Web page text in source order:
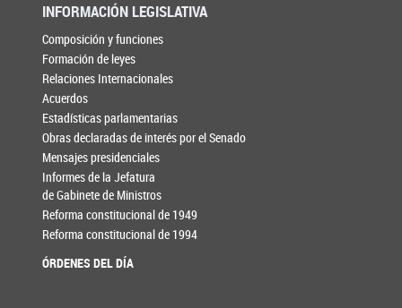
INFORMACIÓN LEGISLATIVA
Composición y funciones
Formación de leyes
Relaciones Internacionales
Acuerdos
Estadísticas parlamentarias
Obras declaradas de interés por el Senado
Mensajes presidenciales
Informes de la Jefatura
de Gabinete de Ministros
Reforma constitucional de 1949
Reforma constitucional de 1994
ÓRDENES DEL DÍA